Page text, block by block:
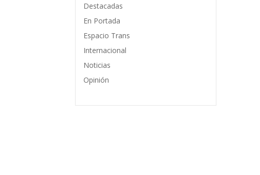
Destacadas
En Portada
Espacio Trans
Internacional
Noticias
Opinión